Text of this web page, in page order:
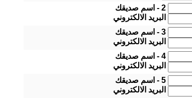
2 - اسم صديقك
البريد الالكتروني
3 - اسم صديقك
البريد الالكتروني
4 - اسم صديقك
البريد الالكتروني
5 - اسم صديقك
البريد الالكتروني